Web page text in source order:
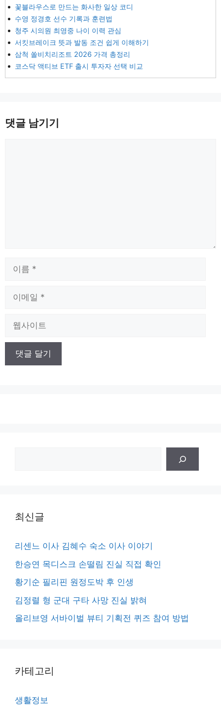
꽃블라우스로 만드는 화사한 일상 코디
수영 정경호 선수 기록과 훈련법
청주 시의원 최영중 나이 이력 관심
서킷브레이크 뜻과 발동 조건 쉽게 이해하기
삼척 쏠비치리조트 2026 가격 총정리
코스닥 액티브 ETF 출시 투자자 선택 비교
댓글 남기기
최신글
리센느 이사 김혜수 숙소 이사 이야기
한승연 목디스크 손떨림 진실 직접 확인
황기순 필리핀 원정도박 후 인생
김정렬 형 군대 구타 사망 진실 밝혀
올리브영 서바이벌 뷰티 기획전 퀴즈 참여 방법
카테고리
생활정보